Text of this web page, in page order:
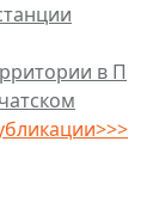
в П